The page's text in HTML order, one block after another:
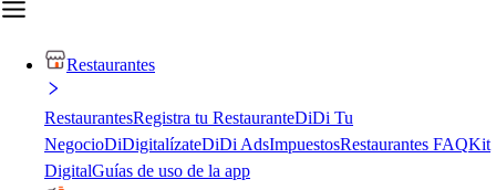
Restaurantes
RestaurantesRegistra tu RestauranteDiDi Tu
NegocioDiDigitalízateDiDi AdsImpuestosRestaurantes FAQKit
DigitalGuías de uso de la app